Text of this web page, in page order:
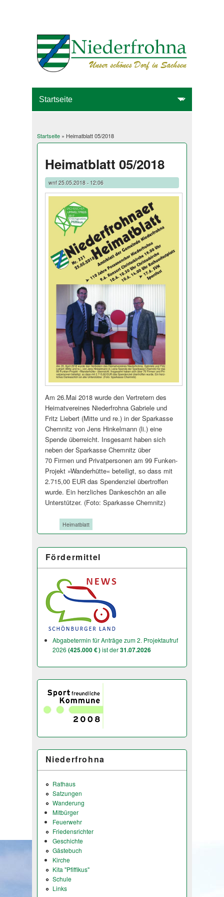
Sie sind hier
Startseite» Heimatblatt 05/2018
Heimatblatt 05/2018
wnf25.05.2018 - 12:06
Am 26.Mai 2018 wurde den Vertretern des
Heimatvereines Niederfrohna Gabriele und
Fritz Liebert (Mitte und re.) in der Sparkasse
Chemnitz von Jens Hinkelmann (li.) eine
Spende überreicht. Insgesamt haben sich
neben der Sparkasse Chemnitz über
70 Firmen und Privatpersonen am 99 Funken-
Projekt »Wanderhütte« beteiligt, so dass mit
2.715,00 EUR das Spendenziel übertroffen
wurde. Ein herzliches Dankeschön an alle
Unterstützer. (Foto: Sparkasse Chemnitz)
Heimatblatt
Fördermittel
Abgabetermin für Anträge zum 2. Projektaufruf
2026 (425.000 € )ist der31.07.2026
Niederfrohna
Rathaus
Satzungen
Wanderung
Mitbürger
Feuerwehr
Friedensrichter
Geschichte
Gästebuch
Kirche
Kita "Pfiffikus"
Schule
Links